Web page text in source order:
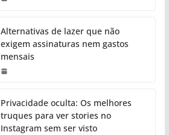
Alternativas de lazer que não
exigem assinaturas nem gastos
mensais
Privacidade oculta: Os melhores
truques para ver stories no
Instagram sem ser visto